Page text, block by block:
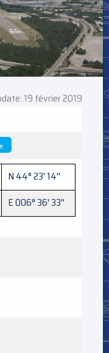
19 février 2019
N 44° 23' 14''
E 006° 36' 33''